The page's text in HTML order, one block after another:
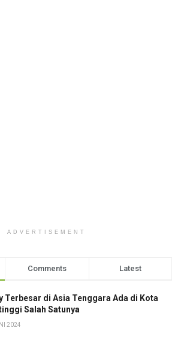
ADVERTISEMENT
Comments Latest
Terbesar di Asia Tenggara Ada di Kota
Salah Satunya
2024